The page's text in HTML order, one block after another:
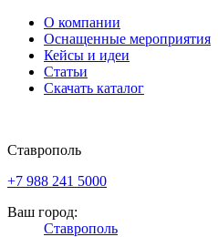
О компании
Оснащенные мероприятия
Кейсы и идеи
Статьи
Скачать каталог
Ставрополь
+7 988 241 5000
Ваш город:
Ставрополь